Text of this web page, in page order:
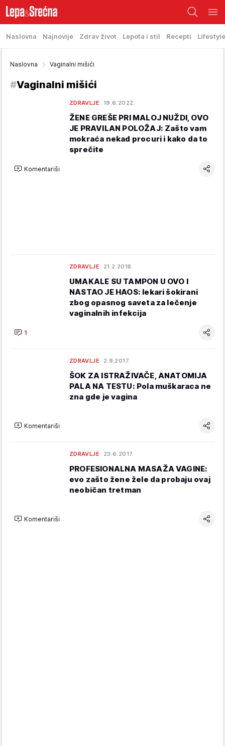
Naslovna Najnovije Zdrav život Lepota i stil Recepti Lifestyle
Naslovna Vaginalni mišići
#Vaginalni mišići
ZDRAVLJE 19.6.2022.
ŽENE GREŠE PRI MALOJ NUŽDI, OVO
JE PRAVILAN POLOŽAJ: Zašto vam
mokraća nekad procuri i kako da to
sprečite
Komentariši
ZDRAVLJE 21.2.2018.
UMAKALE SU TAMPON U OVO I
NASTAO JE HAOS: lekari šokirani
zbog opasnog saveta za lečenje
vaginalnih infekcija
1
ZDRAVLJE 2.9.2017.
ŠOK ZA ISTRAŽIVAČE, ANATOMIJA
PALA NA TESTU: Pola muškaraca ne
zna gde je vagina
Komentariši
ZDRAVLJE 23.6.2017.
PROFESIONALNA MASAŽA VAGINE:
evo zašto žene žele da probaju ovaj
neobičan tretman
Komentariši